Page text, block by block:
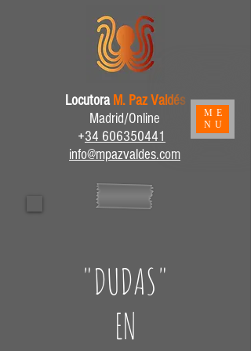
Locutora M. Paz Valdés
Madrid/Online
+34 606350441
info@mpazvaldes.com
ME
NU
"DUDAS"
EN